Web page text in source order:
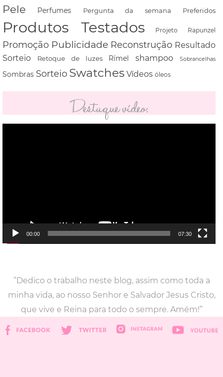
Pele Perfumes Pergunta da semana Preferidos
Produtos Testados Projeto Rapunzel
Promoção Publicidade Reconstrução Resultado
Sorteio
Retoque de luzes Rímel shampoo Sobrancelhas
Sombras Sorteio Swatches Vídeos óleos
Destaque vídeo:
00:00 07:30
”Dedico o trabalho neste blog, assim como toda a
minha vida, ao nosso Senhor e Salvador Jesus Cristo,
que vive e Reina para todo o sempre. Amém!”